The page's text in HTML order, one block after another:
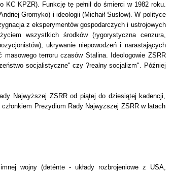
KPZR). Funkcję tę pełnił do śmierci w 1982 roku.
Gromyko) i ideologii (Michaił Susłow). W polityce
z eksperymentów gospodarczych i ustrojowych
wszystkich środków (rygorystyczna cenzura,
ukrywanie niepowodzeń i narastających
terroru czasów Stalina. Ideologowie ZSRR
socjalistyczne" czy ?realny socjalizm". Później
Najwyższej ZSRR od piątej do dziesiątej kadencji,
Prezydium Rady Najwyższej ZSRR w latach
wojny (deténte - układy rozbrojeniowe z USA,